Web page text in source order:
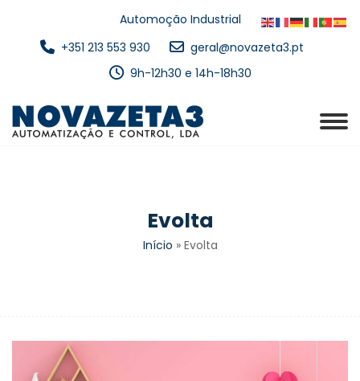
Automoção Industrial
+351 213 553 930
geral@novazeta3.pt
9h-12h30 e 14h-18h30
Evolta
Início » Evolta